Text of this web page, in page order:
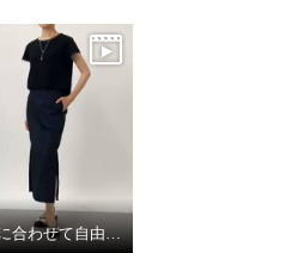
歩幅に合わせて自由自在♪